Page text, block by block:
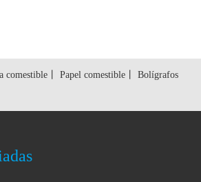
comestible Papel comestible
Bolígrafos